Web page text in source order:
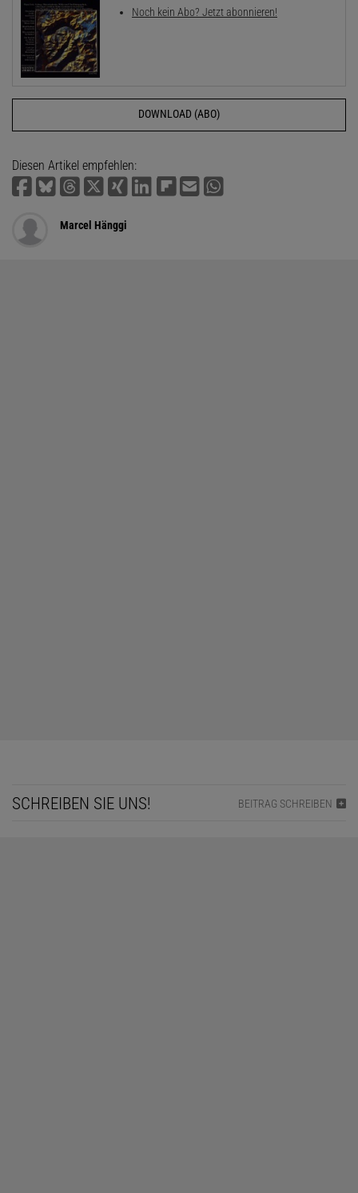
Noch kein Abo? Jetzt abonnieren!
DOWNLOAD (ABO)
Diesen Artikel empfehlen:
Marcel Hänggi
SCHREIBEN SIE UNS! BEITRAG SCHREIBEN